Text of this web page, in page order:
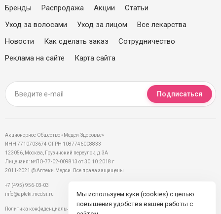
Бренды
Распродажа Акции
Статьи
Уход за волосами
Уход за лицом
Все лекарства
Новости
Как сделать заказ
Сотрудничество
Реклама на сайте
Карта сайта
Подписаться
Акционерное Общество «Медси-Здоровье»
ИНН 7710703674 ОГРН 1087746008833
123056, Москва, Грузинский переулок, д.3А
Лицензия: №ЛО-77-02-009813 от 30.10.2018 г
2011-2021 @ Аптеки.Медси. Все права защищены
+7 (495) 956-03-03
info@apteki.medsi.ru
Политика конфиденциальности
Мы используем куки (cookies) с целью
повышения удобства вашей работы с